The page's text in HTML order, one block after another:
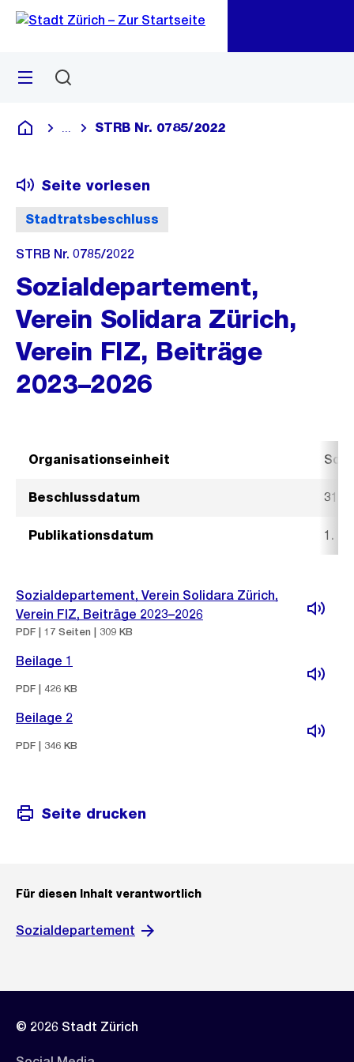
Navigation
Sprunglink
Menü
Deutsch
Blende alle Breadcrumbs ein
STRB Nr. 0785/2022
Stadtratsbeschluss
Seite vorlesen
STRB Nr. 0785/2022
Sozialdepartement,
Verein Solidara Zürich,
Verein FIZ, Beiträge
2023–2026
Organisationseinheit
Beschlussdatum 31.
Publikationsdatum 1.
Sozialdepartement, Verein Solidara Zürich,
Verein FIZ, Beiträge 2023–2026
PDF | 17 Seiten | 309 KB
Beilage 1
PDF | 426 KB
Beilage 2
PDF | 346 KB
Seite drucken
Für diesen Inhalt verantwortlich
Sozialdepartement
© 2026 Stadt Zürich